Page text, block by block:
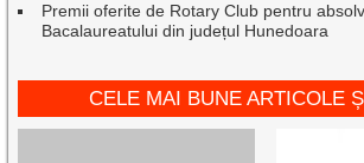
Premii oferite de Rotary Club pentru
Bacalaureatului din județul Hunedoara
CELE MAI BUNE ARTICOLE